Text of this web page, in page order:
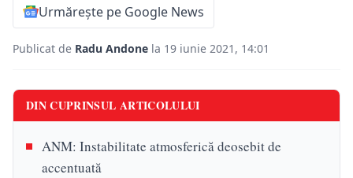
Urmărește pe Google News
Publicat de Radu Andone la 19 iunie 2021, 14:01
DIN CUPRINSUL ARTICOLULUI
ANM: Instabilitate atmosferică deosebit de
accentuată